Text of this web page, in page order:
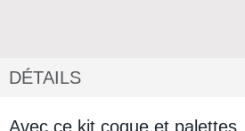
DÉTAILS
Avec ce kit coque et